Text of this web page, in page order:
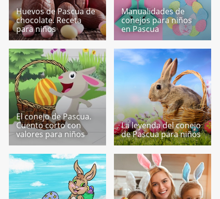
Huevos de Pascua de
chocolate. Receta
para niños
Manualidades de
conejos para niños
en Pascua
El conejo de Pascua.
Cuento corto con
valores para niños
La leyenda del conejo
de Pascua para niños